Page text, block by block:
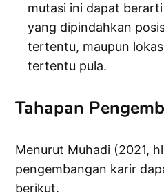
mutasi ini dapat
yang dipindahkan
tertentu, maupun
tertentu pula.
Tahapan
Menurut Muhadi (2021,
pengembangan karir
berikut.